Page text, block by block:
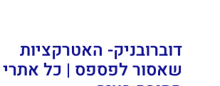
דוברובניק- האטרקציות
שאסור לפספס | כל אתרי